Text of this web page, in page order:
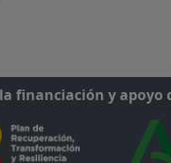
financiación y apoyo